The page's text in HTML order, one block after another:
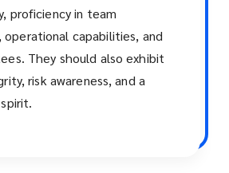
proficiency in team
operational capabilities, and
They should also exhibit
risk awareness, and a